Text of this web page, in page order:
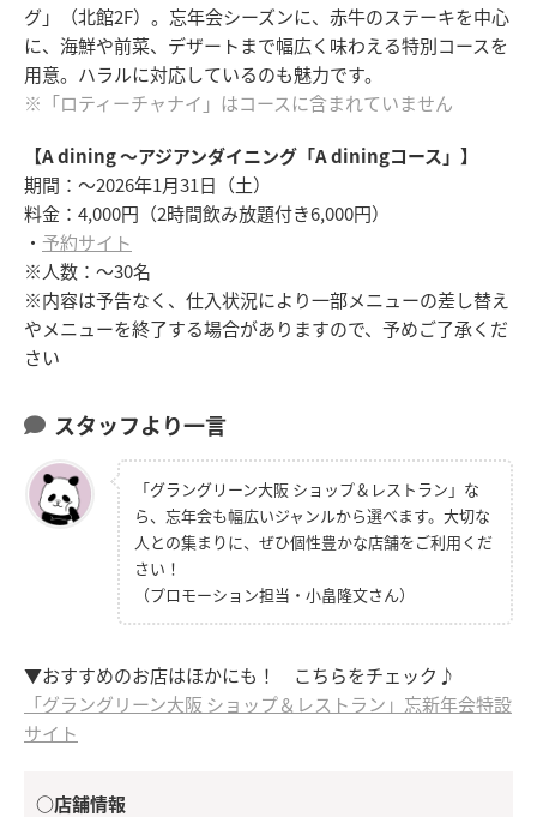
グ」（北館2F）。忘年会シーズンに、赤牛のステーキを中心
に、海鮮や前菜、デザートまで幅広く味わえる特別コースを
用意。ハラルに対応しているのも魅力です。
※「ロティーチャナイ」はコースに含まれていません
【A dining ～アジアンダイニング「A diningコース」】
期間：～2026年1月31日（土）
料金：4,000円（2時間飲み放題付き6,000円）
・ 予約サイト
※人数：～30名
※内容は予告なく、仕入状況により一部メニューの差し替え
やメニューを終了する場合がありますので、予めご了承くだ
さい
スタッフより一言
「グラングリーン大阪 ショップ＆レストラン」な
ら、忘年会も幅広いジャンルから選べます。大切な
人との集まりに、ぜひ個性豊かな店舗をご利用くだ
さい！
（プロモーション担当・小畠隆文さん）
▼おすすめのお店はほかにも！ こちらをチェック♪
「グラングリーン大阪 ショップ＆レストラン」忘新年会特設
サイト
○店舗情報